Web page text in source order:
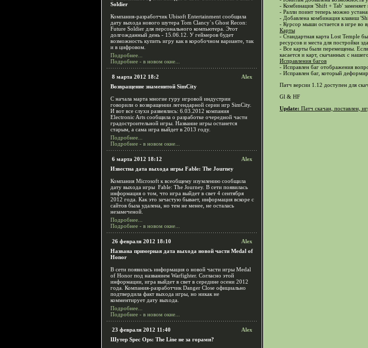
Soldier
Компания-разработчик Ubisoft Entertainment сообщила
дату выхода нового шутера Tom Clancy`s Ghost Recon:
Future Soldier для персонального компьютера. Этот
долгожданный день - 15.06.12. У геймеров будет
возможность купить игру как в коробочном варианте, так
и в цифровом.
Подробнее...
Подробнее - в новом окне...
8 марта 2012 18:2
Alex
Возвращение знаменитой SimCity
С начала марта многие гуру игровой индустрии
говорили о возвращении легендарной серии игр SimCity.
И вот все слухи развеялись: 6.03.2012 компания
Electronic Arts сообщила о разработке очередной части
градостроительной игры. Название игры останется
старым, а сама игра выйдет в 2013 году.
Подробнее...
Подробнее - в новом окне...
6 марта 2012 18:12
Alex
Известна дата выхода игры Fable: The Journey
Компания Microsoft к всеобщему изумлению сообщила
дату выхода игры Fable: The Journey. В сети появилась
информация о том, что игра выйдет в свет 4 сентября
2012 года. Как это зачастую бывает, информация вскоре с
сайтов была удалена, но тем не менее, не осталась
незамеченой.
Подробнее...
Подробнее - в новом окне...
26 февраля 2012 18:10
Alex
Названа примерная дата выхода новой части Medal of
Honor
В сети появилась информация о новой части игры Medal
of Honor под названием Warfighter. Согласно этой
информации, игра выйдет в свет в середине осени 2012
года. Компания-разработчик Danger Close официально
подтвердила факт выхода игры, но никак не
комментирует дату выхода.
Подробнее...
Подробнее - в новом окне...
23 февраля 2012 11:40
Alex
Шутер Spec Ops: The Line не за горами?
- Комбинация 'Shift + Tab'
- Ралли поинт теперь можно
- Добавлена комбинация клавиш
- Курсор мыши остается в игре во
Карты
- Стандартная карта Lost Temple
ресурсов и места для постройки
- Все карты были перемещены.
касается и карт, скачанных с
Исправления багов
- Исправлен баг отображения
- Исправлен баг, который
Патч версии 1.12 доступен для
Gl & HF
Update: Патч скачан, поставлен,